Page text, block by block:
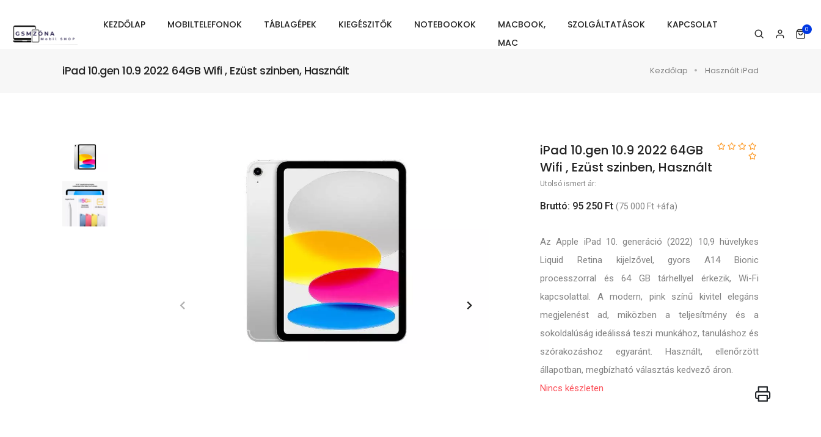
KEZDŐLAP MOBILTELEFONOK TÁBLAGÉPEK KIEGÉSZITŐK NOTEBOOKOK
MACBOOK,
MAC
SZOLGÁLTATÁSOK KAPCSOLAT 0
iPad 10.gen 10.9 2022 64GB Wifi , Ezüst szinben, Használt Kezdőlap Használt iPad
iPad 10.gen 10.9 2022 64GB
Wifi , Ezüst szinben, Használt
Utolsó ismert ár:
Bruttó: 95 250 Ft (75 000 Ft +áfa)
Az Apple iPad 10. generáció (2022) 10,9 hüvelykes
Liquid Retina kijelzővel, gyors A14 Bionic
processzorral és 64 GB tárhellyel érkezik, Wi-Fi
kapcsolattal. A modern, pink színű kivitel elegáns
megjelenést ad, miközben a teljesítmény és a
sokoldalúság ideálissá teszi munkához, tanuláshoz és
szórakozáshoz egyaránt. Használt, ellenőrzött
állapotban, megbízható választás kedvező áron.
Nincs készleten